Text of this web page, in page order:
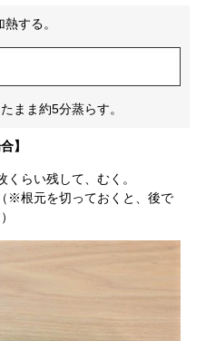
する。
まま約5分蒸らす。
】
らい残して、むく。
※根元を切っておくと、後で